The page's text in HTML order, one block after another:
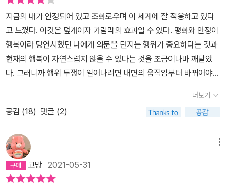
부정적 정서가 얽혀 있는 대상들, 불행한 역사로 젖어 있는 대상들을
살피는 것이 어떻게 가능하고 어떤 의미가 있는지 몸소 보여 준다. 서
로 다른 시대를 살아간 세 명의 여성들의 계란을 깨는 제스처 속에서
여자들의 역사를 따라 흘러온 ‘유산’을 발견하고, 계란을 깨뜨려 넣는
그릇이 여성에게 가하는 기다림의 압력을 읽어 내면서 집안의 행복
대상들이 어떤 여자들에게는 얼마나 위협적이고 이질적인 것으로 느
껴지는지를 포착해 낸 정서 이론가 특유의 섬세한 독해들 또한 흥미
주의에 저항하기 퀴어에게 행복한 결말을 안겨 주면 안 되던 시절 발
표된 최초의 레즈비언 소설 <스프링 파이어>의 저자 빈 패커는 출판
사와의 논의를 거쳐 두 주인공에게 불행한 결말을 선사한다. 당시 퀴
어 소설에서 퀴어인 등장인물은 행복해질 수 없었다. 퀴어에게 행복
수가 없었다. 학창 시절도 지나고 사회 생활도 지나오고 기혼 생활도
웬만큼(?) 해본 나를 돌아보자니, 떠오르는 에피소드 속의 내 모습이
아주 적확하게 '정서 이방인'이었다는 사실을 새삼 깨닫는다. 늘 그렇
지는 않았어도 자주 그랬다. 하. 나는 뼛속까지 이방인이었어. 그걸 알
아서 항상 나를 탓하며 살았는지도 모르겠다는 생각이 들었다. 그러
면 안 돼, 이상한 짓 하지 마, 벗어나면 안 되지... 다시 모범생이라는
말로 돌아오면, 정서 이방인으로서 나는 모범생이었던 적이 없다고
해야 맞을 듯하다. (역사를 다시 쓰자.ㅋ) 좋아하는 것을 했고 약속을
단어는 합치될 수 없는 것이었다. 나는 그래서 그 단어로 칭찬받는 것
이 싫었다. 무언가를, 누군가를, 칭찬하는 말도 새로웠으면 좋겠다고
생각했다. 때로는 칭찬이 싫음, 기분 나쁨을 가져오기도 한다는 걸 생
각했다. 이런 생각이 '올바른' 생각인지를 생각했다. 나를 수동적 인간
지금의 내가 안정되어 있고 조화로우며 이 세계에 잘 적응하고 있다
고 느꼈다. 이것은 덮개이자 가림막의 효과일 수 있다. 평화와 안정이
행복이라 당연시했던 나에게 의문을 던지는 행위가 중요하다는 것과
현재의 행복이 자연스럽지 않을 수 있다는 것을 조금이나마 깨달았
다. 그러니까 행위 투쟁이 일어나려면 내면의 움직임부터 바뀌어야
더보기
공감 (18) 댓글 (2)
고망 2021-05-31